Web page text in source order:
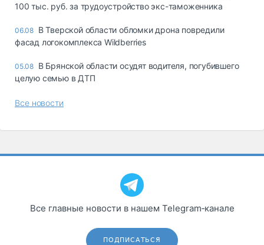
100 тыс. руб. за трудоустройство экс-таможенника
06.08 В Тверской области обломки дрона повредили
фасад логокомплекса Wildberries
05.08 В Брянской области осудят водителя, погубившего
целую семью в ДТП
Все новости
Все главные новости в нашем Telegram‑канале
ПОДПИСАТЬСЯ